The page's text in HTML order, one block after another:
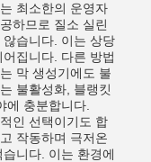
최소한의 운영자
하므로 질소 실린
습니다. 이는 상당
집니다. 다른 방법
막 생성기에도 불
불활성화, 블랭킷
에 충분합니다.
인 선택이기도 합
작동하며 극저온
니다. 이는 환경에